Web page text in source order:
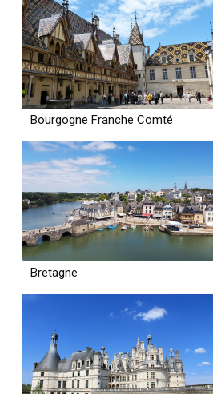
Bourgogne Franche Comté
Bretagne